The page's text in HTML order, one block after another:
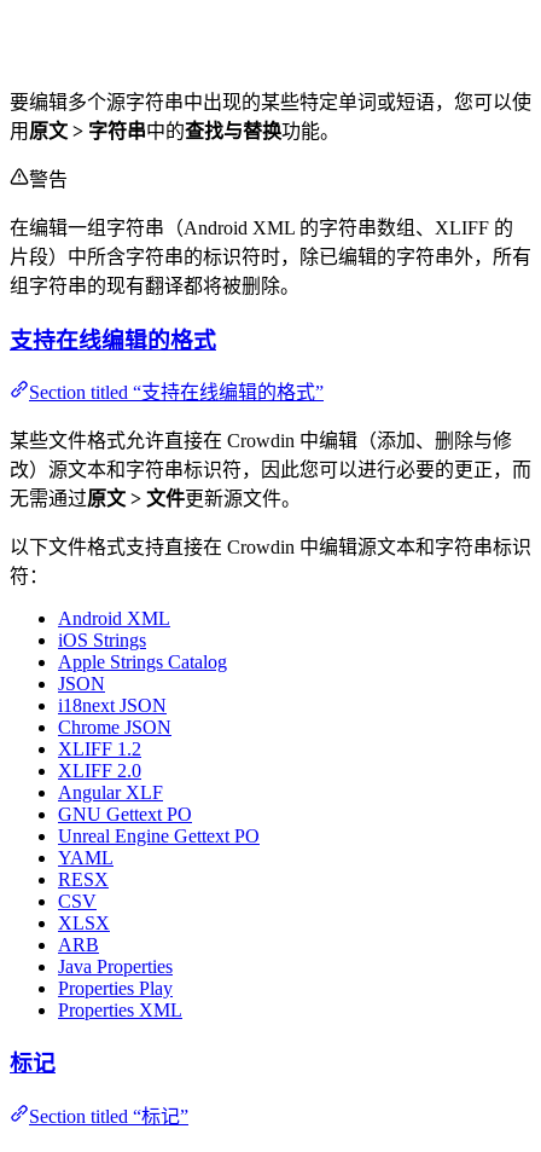
要编辑多个源字符串中出现的某些特定单词或短语，您可以使
用 原文 > 字符串中的查找与替换功能。
警告
在编辑一组字符串（Android XML 的字符串数组、XLIFF 的
片段）中所含字符串的标识符时，除已编辑的字符串外，所有
组字符串的现有翻译都将被删除。
支持在线编辑的格式
Section titled “支持在线编辑的格式”
某些文件格式允许直接在 Crowdin 中编辑（添加、删除与修
改）源文本和字符串标识符，因此您可以进行必要的更正，而
无需通过原文 > 文件更新源文件。
以下文件格式支持直接在 Crowdin 中编辑源文本和字符串标识
符：
Android XML
iOS Strings
Apple Strings Catalog
JSON
i18next JSON
Chrome JSON
XLIFF 1.2
XLIFF 2.0
Angular XLF
GNU Gettext PO
Unreal Engine Gettext PO
YAML
RESX
CSV
XLSX
ARB
Java Properties
Properties Play
Properties XML
标记
Section titled “标记”